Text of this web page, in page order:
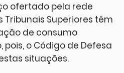
ofertado pela rede
Tribunais Superiores têm
de consumo
o Código de Defesa
situações.